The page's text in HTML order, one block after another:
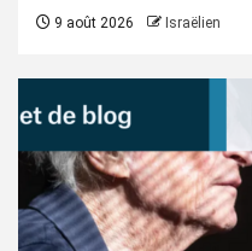
9 août 2026 Israëlien